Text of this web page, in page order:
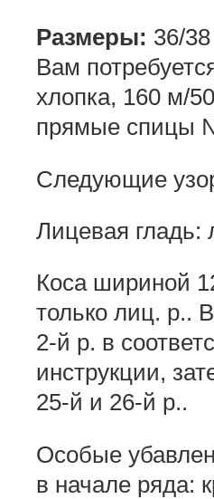
Размеры: 36/
Вам
хлопка, 160 м/
прямые спицы
Следующие
Лицевая
Коса шириной
только лиц. р..
2-й р. в
инструкции,
25-й и 26-й р..
Особые
в начале ряда: